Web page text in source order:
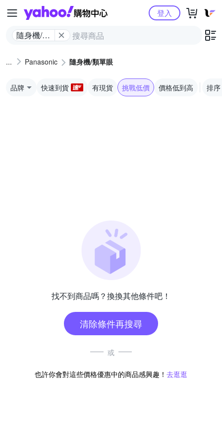
Yahoo購物中心
隨身機/類
登入
Panasonic 隨身機/類單眼
品牌 快速到貨 有現貨 挑戰低價 價格低到高 排序
找不到商品嗎？換換其他條件吧！
清除條件再搜尋
或
也許你會對這些價格優惠中的商品感興趣！ 去逛逛